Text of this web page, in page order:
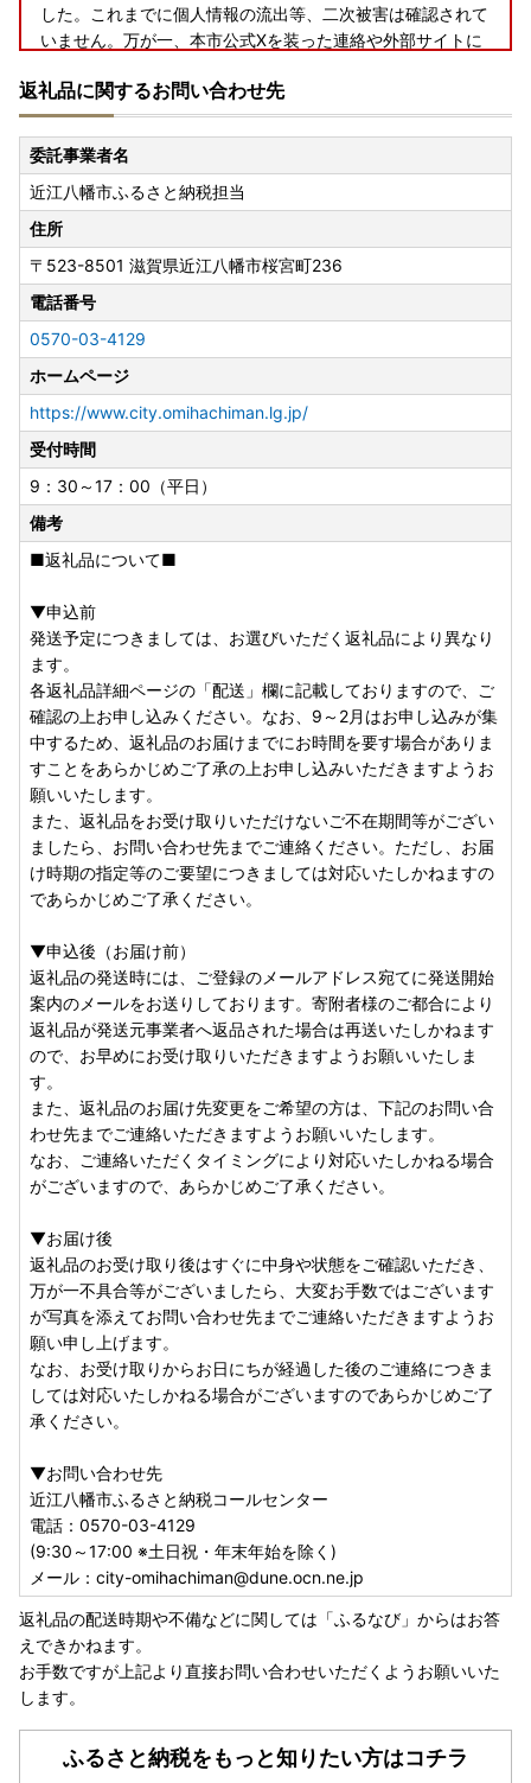
した。これまでに個人情報の流出等、二次被害は確認されて
いません。万が一、本市公式Xを装った連絡や外部サイトに
には開かないようご注意願います。 Ｘ社には、乗っ取ら
れた旨の報告と解決を依頼中です。 関係者の皆さま、フ
ォロアーの皆さまにはご心配とご迷惑をおかけし、深くお詫
び申し上げます。
---------------------------------------------------------------
----------------
★◇ 長期不在期間がある場合 ★
長期不在期間がある場合は、お申込みいただいた後に必ず以
下のメールアドレス又はふるさと納税コールセンターまでご
連絡ください。
city-omihachiman@dune.ocn.ne.jp
返礼品に関するお問い合わせ先
委託事業者名
近江八幡市ふるさと納税担当
住所
〒523-8501 滋賀県近江八幡市桜宮町236
電話番号
0570-03-4129
ホームページ
https://www.city.omihachiman.lg.jp/
受付時間
9：30～17：00（平日）
備考
■返礼品について■
▼申込前
発送予定につきましては、お選びいただく返礼品により異なり
ます。
各返礼品詳細ページの「配送」欄に記載しておりますので、ご
確認の上お申し込みください。なお、9～2月はお申し込みが集
中するため、返礼品のお届けまでにお時間を要す場合がありま
すことをあらかじめご了承の上お申し込みいただきますようお
願いいたします。
また、返礼品をお受け取りいただけないご不在期間等がござい
ましたら、お問い合わせ先までご連絡ください。ただし、お届
け時期の指定等のご要望につきましては対応いたしかねますの
であらかじめご了承ください。
▼申込後（お届け前）
返礼品の発送時には、ご登録のメールアドレス宛てに発送開始
案内のメールをお送りしております。寄附者様のご都合により
返礼品が発送元事業者へ返品された場合は再送いたしかねます
ので、お早めにお受け取りいただきますようお願いいたしま
す。
また、返礼品のお届け先変更をご希望の方は、下記のお問い合
わせ先までご連絡いただきますようお願いいたします。
なお、ご連絡いただくタイミングにより対応いたしかねる場合
がございますので、あらかじめご了承ください。
▼お届け後
返礼品のお受け取り後はすぐに中身や状態をご確認いただき、
万が一不具合等がございましたら、大変お手数ではございます
が写真を添えてお問い合わせ先までご連絡いただきますようお
願い申し上げます。
なお、お受け取りからお日にちが経過した後のご連絡につきま
しては対応いたしかねる場合がございますのであらかじめご了
承ください。
▼お問い合わせ先
近江八幡市ふるさと納税コールセンター
電話：0570-03-4129
(9:30～17:00 ※土日祝・年末年始を除く)
メール：city-omihachiman@dune.ocn.ne.jp
返礼品の配送時期や不備などに関しては「ふるなび」からはお答
えできかねます。
お手数ですが上記より直接お問い合わせいただくようお願いいた
します。
ふるさと納税をもっと知りたい方はコチラ